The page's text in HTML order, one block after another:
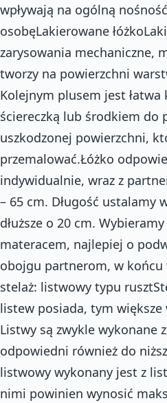
wpływają na ogólną
osobęLakierowane
zarysowania mechaniczne,
tworzy na powierzchni
Kolejnym plusem jest
ściereczką lub środkiem do
uszkodzonej powierzchni,
przemalować.Łóżko
indywidualnie, wraz z
– 65 cm. Długość ustalamy
dłuższe o 20 cm.
materacem, najlepiej o
obojgu partnerom, w końcu
stelaż: listwowy typu
listew posiada, tym większe
Listwy są zwykle wykonane
odpowiedni również do
listwowy wykonany jest z
nimi powinien wynosić